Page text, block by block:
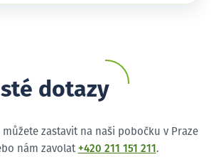
dotazy
můžete zastavit na naši pobočku v Praze
nám zavolat +420 211 151 211 .